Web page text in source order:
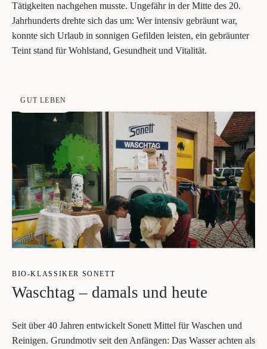
Tätig­kei­ten nach­ge­hen muss­te. Unge­fähr in der Mit­te des 20.
Jahr­hun­derts dreh­te sich das um: Wer inten­siv gebräunt war,
konn­te sich Urlaub in son­ni­gen Gefil­den leis­ten, ein gebräun­ter
Teint stand für Wohl­stand, Gesund­heit und Vitalität.
GUT LEBEN
BIO-KLAS­SI­KER SONETT
Wasch­tag – damals und heute
Seit über 40 Jah­ren ent­wi­ckelt Sonett Mit­tel für Waschen und
Rei­ni­gen. Grund­mo­tiv seit den Anfän­gen: Das Was­ser ach­ten als